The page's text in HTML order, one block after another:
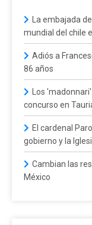
La embajada
mundial del chile
Adiós a
86 años
Los
concurso en
El cardenal
gobierno y la
Cambian las
México